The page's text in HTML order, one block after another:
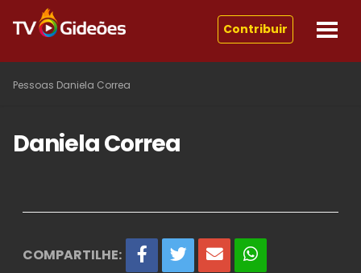
Contribuir
Pessoas Daniela Correa
Daniela Correa
COMPARTILHE: